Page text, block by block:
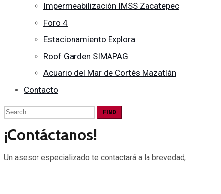
Impermeabilización IMSS Zacatepec
Foro 4
Estacionamiento Explora
Roof Garden SIMAPAG
Acuario del Mar de Cortés Mazatlán
Contacto
Search
¡Contáctanos!
Un asesor especializado te contactará a la brevedad,